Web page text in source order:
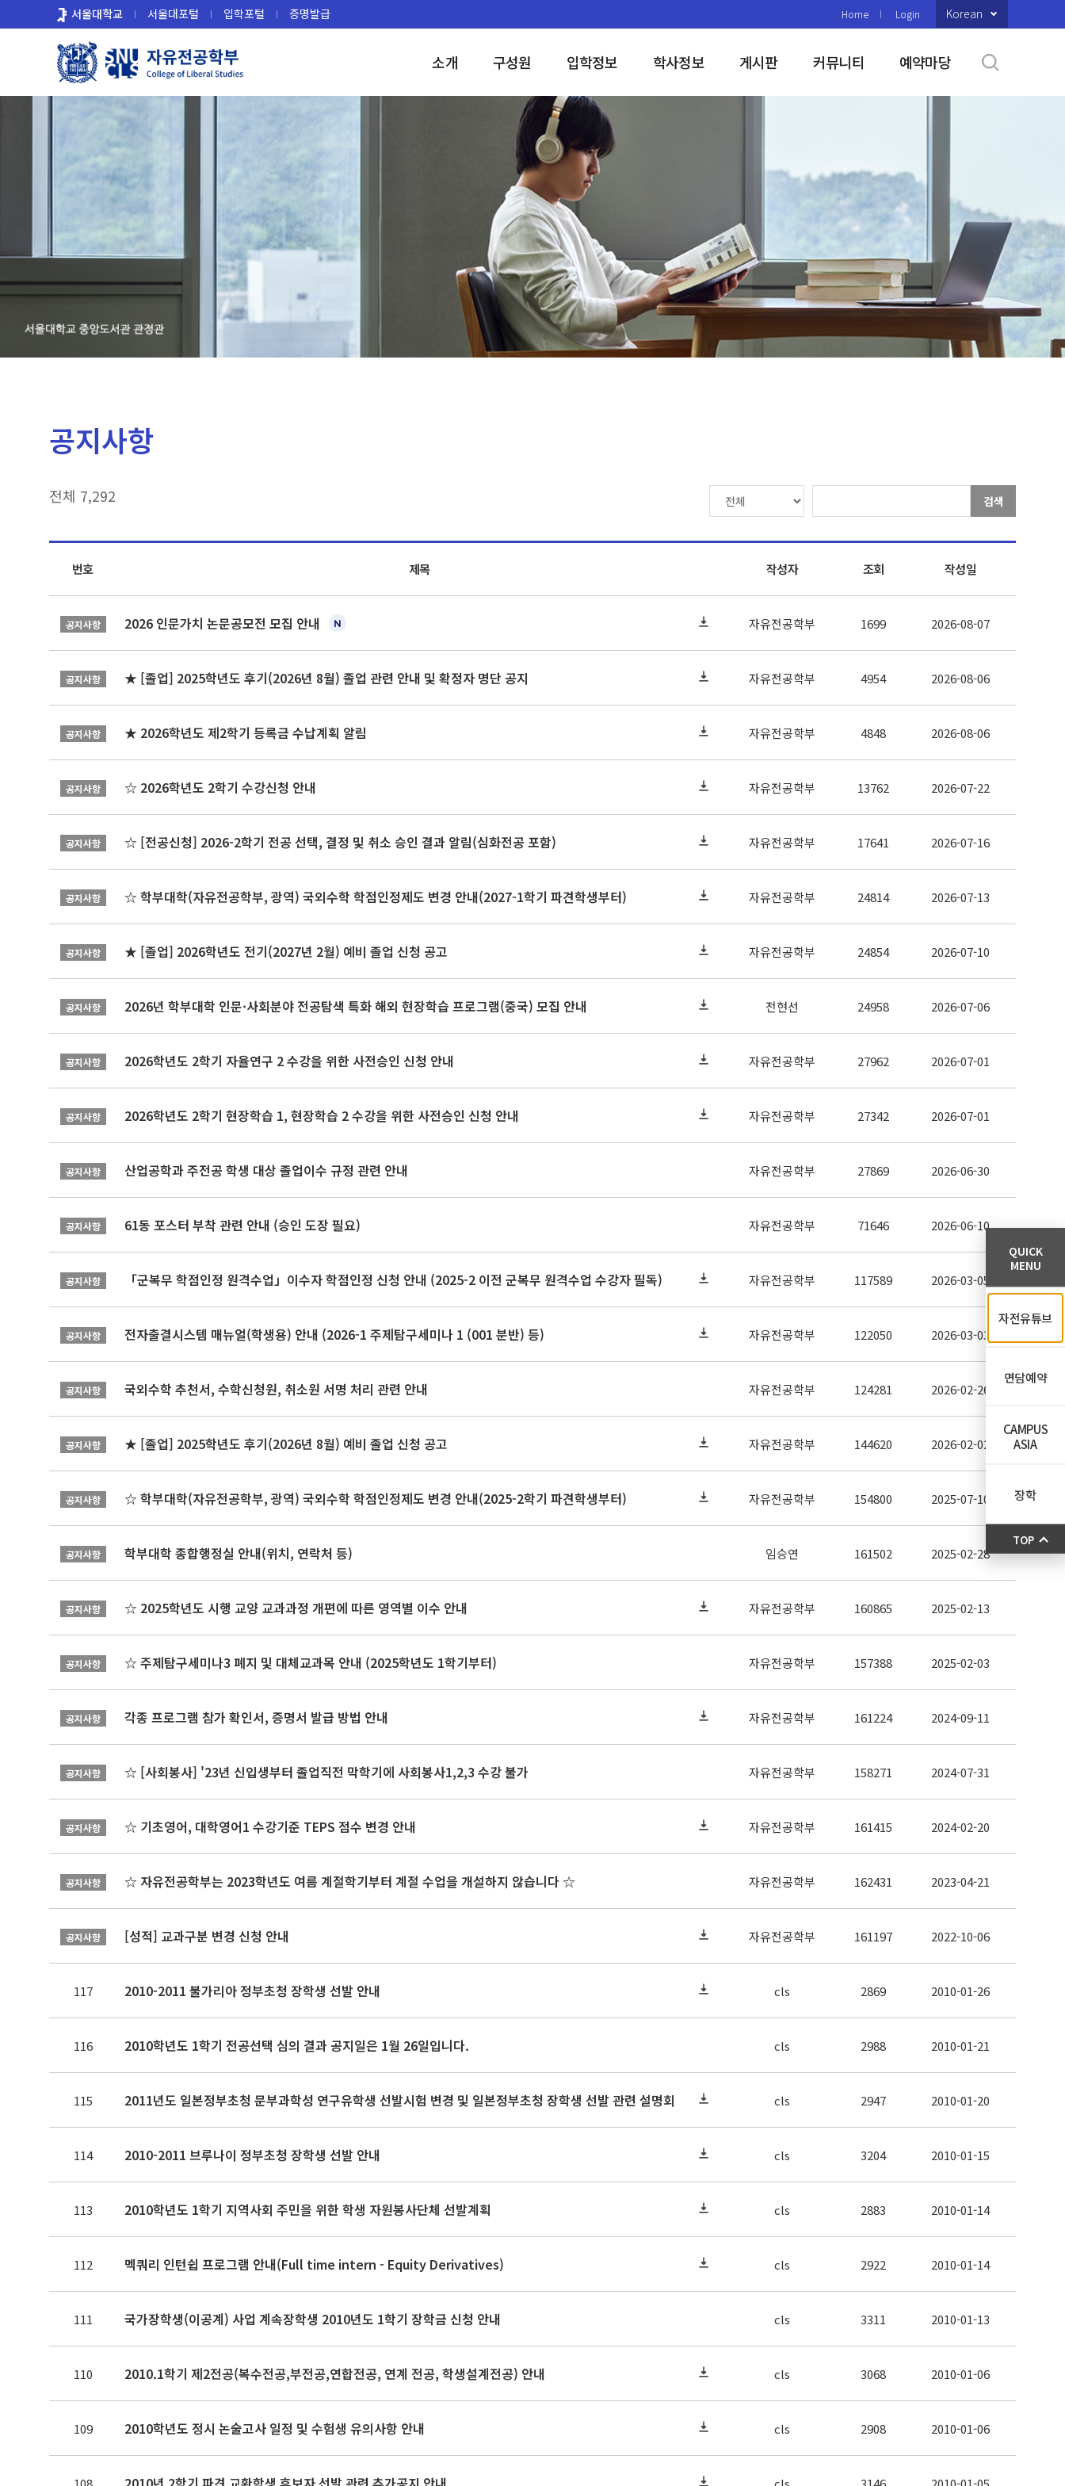
로
서울대학교 서울대포털 입학포털 증명발급 Home Login Korean
소개 구성원 입학정보 학사정보 게시판 커뮤니티 예약마당
공지사항
전체 7,292 검색
번호 제목 작성자 조회 작성일
공지사항 2026 인문가치 논문공모전 모집 안내 자유전공학부 1699 2026-08-07
공지사항 ★ [졸업] 2025학년도 후기(2026년 8월) 졸업 관련 안내 및 확정자 명단 공지 자유전공학부 4954 2026-08-06
공지사항 ★ 2026학년도 제2학기 등록금 수납계획 알림 자유전공학부 4848 2026-08-06
공지사항 ☆ 2026학년도 2학기 수강신청 안내 자유전공학부 13762 2026-07-22
공지사항 ☆ [전공신청] 2026-2학기 전공 선택, 결정 및 취소 승인 결과 알림(심화전공 포함) 자유전공학부 17641 2026-07-16
공지사항 ☆ 학부대학(자유전공학부, 광역) 국외수학 학점인정제도 변경 안내(2027-1학기 파견학생부터) 자유전공학부 24814 2026-07-13
공지사항 ★ [졸업] 2026학년도 전기(2027년 2월) 예비 졸업 신청 공고 자유전공학부 24854 2026-07-10
공지사항 2026년 학부대학 인문·사회분야 전공탐색 특화 해외 현장학습 프로그램(중국) 모집 안내 전현선 24958 2026-07-06
공지사항 2026학년도 2학기 자율연구 2 수강을 위한 사전승인 신청 안내 자유전공학부 27962 2026-07-01
공지사항 2026학년도 2학기 현장학습 1, 현장학습 2 수강을 위한 사전승인 신청 안내 자유전공학부 27342 2026-07-01
공지사항 산업공학과 주전공 학생 대상 졸업이수 규정 관련 안내 자유전공학부 27869 2026-06-30
공지사항 61동 포스터 부착 관련 안내 (승인 도장 필요) 자유전공학부 71646 2026-06-10
공지사항 「군복무 학점인정 원격수업」이수자 학점인정 신청 안내 (2025-2 이전 군복무 원격수업 수강자 필독) 자유전공학부 117589 2026-03-05
공지사항 전자출결시스템 매뉴얼(학생용) 안내 (2026-1 주제탐구세미나 1 (001 분반) 등) 자유전공학부 122050 2026-03-03
공지사항 국외수학 추천서, 수학신청원, 취소원 서명 처리 관련 안내 자유전공학부 124281 2026-02-26
공지사항 ★ [졸업] 2025학년도 후기(2026년 8월) 예비 졸업 신청 공고 자유전공학부 144620 2026-02-02
공지사항 ☆ 학부대학(자유전공학부, 광역) 국외수학 학점인정제도 변경 안내(2025-2학기 파견학생부터) 자유전공학부 154800 2025-07-10
공지사항 학부대학 종합행정실 안내(위치, 연락처 등) 임승연 161502 2025-02-28
공지사항 ☆ 2025학년도 시행 교양 교과과정 개편에 따른 영역별 이수 안내 자유전공학부 160865 2025-02-13
공지사항 ☆ 주제탐구세미나3 폐지 및 대체교과목 안내 (2025학년도 1학기부터) 자유전공학부 157388 2025-02-03
공지사항 각종 프로그램 참가 확인서, 증명서 발급 방법 안내 자유전공학부 161224 2024-09-11
공지사항 ☆ [사회봉사] '23년 신입생부터 졸업직전 막학기에 사회봉사1,2,3 수강 불가 자유전공학부 158271 2024-07-31
공지사항 ☆ 기초영어, 대학영어1 수강기준 TEPS 점수 변경 안내 자유전공학부 161415 2024-02-20
공지사항 ☆ 자유전공학부는 2023학년도 여름 계절학기부터 계절 수업을 개설하지 않습니다 ☆ 자유전공학부 162431 2023-04-21
공지사항 [성적] 교과구분 변경 신청 안내 자유전공학부 161197 2022-10-06
117 2010-2011 불가리아 정부초청 장학생 선발 안내 cls 2869 2010-01-26
116 2010학년도 1학기 전공선택 심의 결과 공지일은 1월 26일입니다. cls 2988 2010-01-21
115 2011년도 일본정부초청 문부과학성 연구유학생 선발시험 변경 및 일본정부초청 장학생 선발 관련 설명회 cls 2947 2010-01-20
114 2010-2011 브루나이 정부초청 장학생 선발 안내 cls 3204 2010-01-15
113 2010학년도 1학기 지역사회 주민을 위한 학생 자원봉사단체 선발계획 cls 2883 2010-01-14
112 멕쿼리 인턴쉽 프로그램 안내(Full time intern - Equity Derivatives) cls 2922 2010-01-14
111 국가장학생(이공계) 사업 계속장학생 2010년도 1학기 장학금 신청 안내 cls 3311 2010-01-13
110 2010.1학기 제2전공(복수전공,부전공,연합전공, 연계 전공, 학생설계전공) 안내 cls 3068 2010-01-06
109 2010학년도 정시 논술고사 일정 및 수험생 유의사항 안내 cls 2908 2010-01-06
QUICK
MENU
자전유튜브
면담예약
CAMPUS
ASIA
장학
TOP